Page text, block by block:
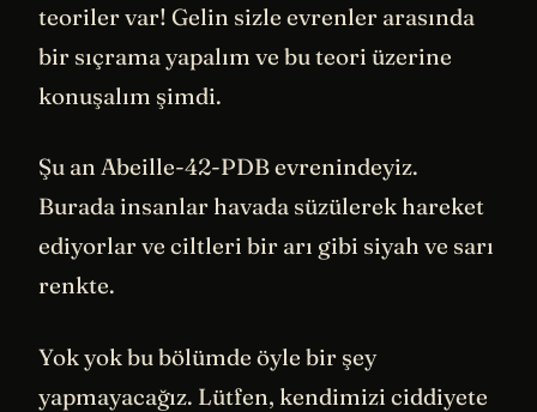
teoriler var! Gelin sizle evrenler arasında
bir sıçrama yapalım ve bu teori üzerine
konuşalım şimdi.
Şu an Abeille-42-PDB evrenindeyiz.
Burada insanlar havada süzülerek hareket
ediyorlar ve ciltleri bir arı gibi siyah ve sarı
renkte.
Yok yok bu bölümde öyle bir şey
yapmayacağız. Lütfen, kendimizi ciddiyete